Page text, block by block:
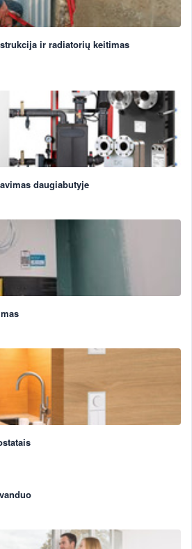
ir radiatorių keitimas
daugiabutyje